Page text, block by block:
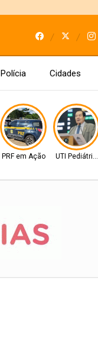
Polícia Cidades
PRF em Ação UTI Pediátrica